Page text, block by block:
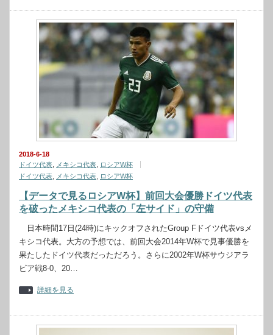
2018-6-18
ドイツ代表
メキシコ代表
ロシアW杯
ドイツ代表
メキシコ代表 ロシアW杯
【データで見るロシアW杯】前回大会優勝ドイツ代表
を破ったメキシコ代表の「左サイド」の守備
日本時間17日(24時)にキックオフされたGroup Fドイツ代表vsメ
キシコ代表。大方の予想では、前回大会2014年W杯で見事優勝を
果たしたドイツ代表だっただろう。さらに2002年W杯サウジアラ
ビア戦8-0、20…
詳細を見る